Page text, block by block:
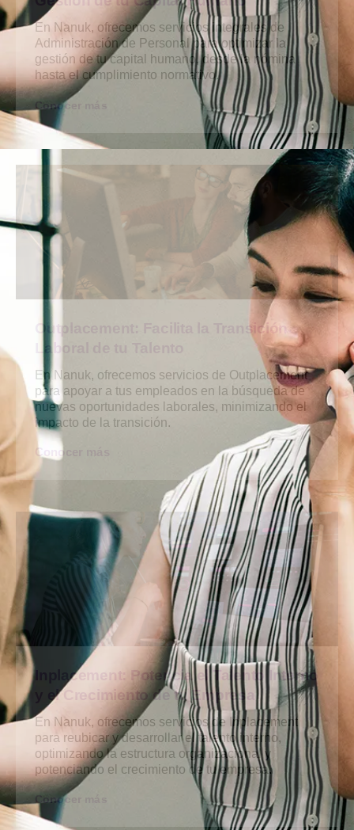
En Nanuk, ofrecemos servicios integrales de
Administración de Personal para optimizar la
gestión de tu capital humano, desde la nómina
hasta el cumplimiento normativo.
Conocer más
Outplacement: Facilita la Transición
Laboral de tu Talento​
En Nanuk, ofrecemos servicios de Outplacement
para apoyar a tus empleados en la búsqueda de
nuevas oportunidades laborales, minimizando el
impacto de la transición.
Conocer más
Inplacement: Potencia el Talento Interno
y el Crecimiento de tu Empresa
En Nanuk, ofrecemos servicios de Inplacement
para reubicar y desarrollar el talento interno,
optimizando la estructura organizacional y
potenciando el crecimiento de tu empresa.
Conocer más